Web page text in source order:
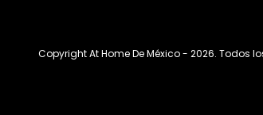
Copyright At Home De México - 2026. Todos